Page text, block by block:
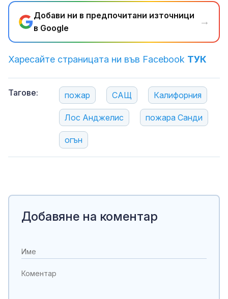
Добави ни в предпочитани източници
в Google
→
Харесайте страницата ни във Facebook ТУК
Тагове: пожар САЩ Калифорния
Лос Анджелис пожара Санди
огън
Добавяне на коментар